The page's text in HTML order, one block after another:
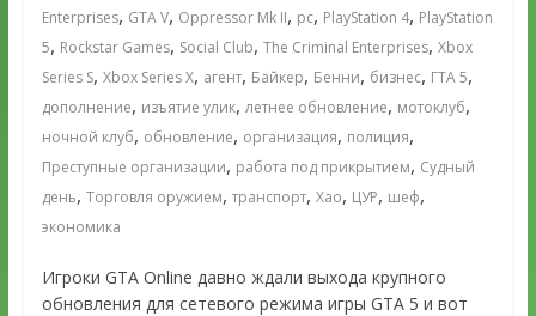
Enterprises, GTA V, Oppressor Mk II, pc, PlayStation 4, PlayStation
5, Rockstar Games, Social Club, The Criminal Enterprises, Xbox
Series S, Xbox Series X, агент, Байкер, Бенни, бизнес, ГТА 5,
дополнение, изъятие улик, летнее обновление, мотоклуб,
ночной клуб, обновление, организация, полиция,
Преступные организации, работа под прикрытием, Судный
день, Торговля оружием, транспорт, Хао, ЦУР, шеф,
экономика
Игроки GTA Online давно ждали выхода крупного
обновления для сетевого режима игры GTA 5 и вот